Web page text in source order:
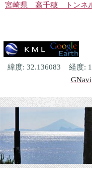
宮崎県 高千穂 トンネ
緯度: 32.136083 経度:
GNavi